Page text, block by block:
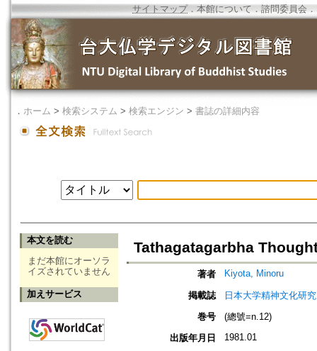
サイトマップ．本館について ． 諮問委員会 ．
． ホーム > 検索システム > 検索エンジン > 書誌の詳細内容
本文を読む
まだ本館にオーソラ
イズされていません
加えサービス
Tathagatagarbha
著者 Kiyota, Minoru
掲載誌
日本大学精神文化研
巻号
(總號=n.12)
出版年月日
1981.01